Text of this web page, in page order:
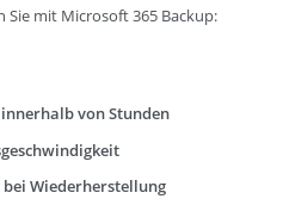
Sie mit Microsoft 365 Backup:
von Stunden
Wiederherstellung